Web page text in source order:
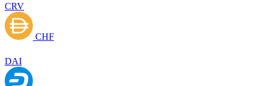
CRV
CHF
DAI